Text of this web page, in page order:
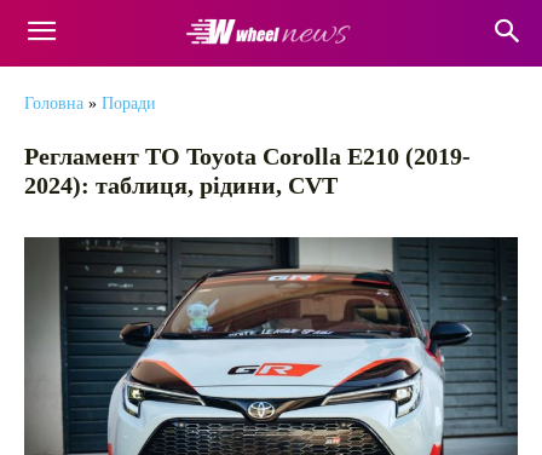
Головна » Поради
Регламент ТО Toyota Corolla E210 (2019-
2024): таблиця, рідини, CVT